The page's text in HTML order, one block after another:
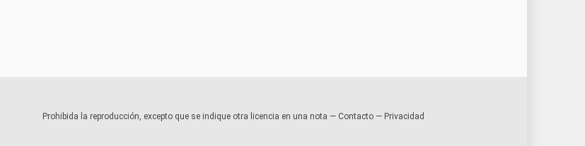
Prohibida la reproducción, excepto que se indique otra licencia en una nota — Contacto — Privacidad